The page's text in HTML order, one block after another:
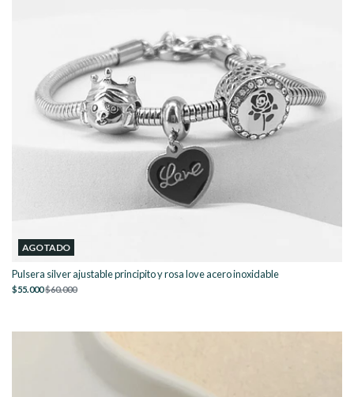
AGOTADO
Pulsera silver ajustable principito y rosa love acero inoxidable
$55.000$60.000